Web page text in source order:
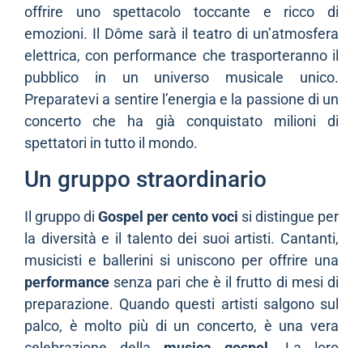
offrire uno spettacolo toccante e ricco di
emozioni. Il Dôme sarà il teatro di un’atmosfera
elettrica, con performance che trasporteranno il
pubblico in un universo musicale unico.
Preparatevi a sentire l’energia e la passione di un
concerto che ha già conquistato milioni di
spettatori in tutto il mondo.
Un gruppo straordinario
Il gruppo di Gospel per cento voci si distingue per
la diversità e il talento dei suoi artisti. Cantanti,
musicisti e ballerini si uniscono per offrire una
performance senza pari che è il frutto di mesi di
preparazione. Quando questi artisti salgono sul
palco, è molto più di un concerto, è una vera